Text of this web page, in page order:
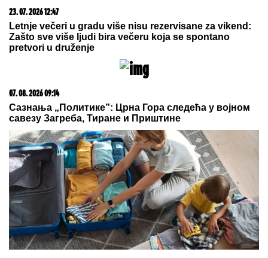
ELITU 10"Dača Virijević raskrinkao
rijaliti učesnike, otkrio sve o Aneli i
Kariću, pa šokirao: "Filip se dopisuje
sa pevačicom"
07. 08. 2026 09:47
Čiji hromozom određuje pol deteta? XX rađa se
devojčica, XY rađa se dečak